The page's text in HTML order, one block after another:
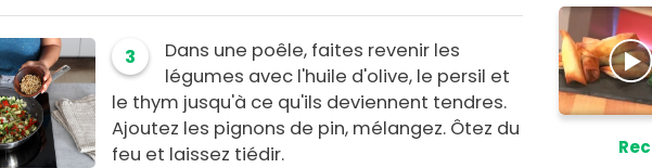
3
Dans une poêle, faites revenir les
légumes avec l'huile d'olive, le persil et
le thym jusqu'à ce qu'ils deviennent tendres.
Ajoutez les pignons de pin, mélangez. Ôtez du
feu et laissez tiédir.